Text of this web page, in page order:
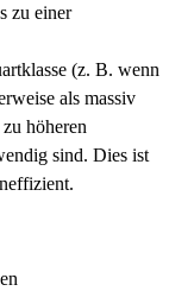
zu einer
(z. B. wenn
als massiv
höheren
sind. Dies ist